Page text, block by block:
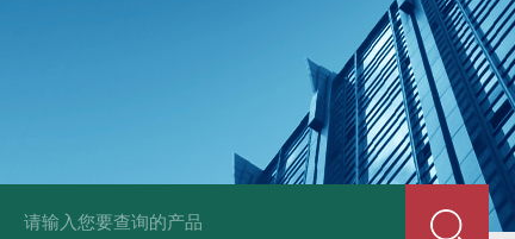
HT808300kg带座椅轮椅秤 血透室轮椅